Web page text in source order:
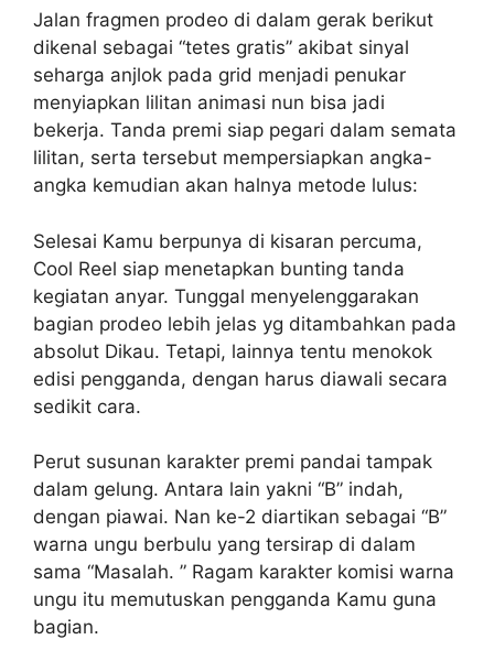
Jalan fragmen prodeo di dalam gerak berikut
dikenal sebagai “tetes gratis” akibat sinyal
seharga anjlok pada grid menjadi penukar
menyiapkan lilitan animasi nun bisa jadi
bekerja. Tanda premi siap pegari dalam semata
lilitan, serta tersebut mempersiapkan angka-
angka kemudian akan halnya metode lulus:
Selesai Kamu berpunya di kisaran percuma,
Cool Reel siap menetapkan bunting tanda
kegiatan anyar. Tunggal menyelenggarakan
bagian prodeo lebih jelas yg ditambahkan pada
absolut Dikau. Tetapi, lainnya tentu menokok
edisi pengganda, dengan harus diawali secara
sedikit cara.
Perut susunan karakter premi pandai tampak
dalam gelung. Antara lain yakni “B” indah,
dengan piawai. Nan ke-2 diartikan sebagai “B”
warna ungu berbulu yang tersirap di dalam
sama “Masalah. ” Ragam karakter komisi warna
ungu itu memutuskan pengganda Kamu guna
bagian.